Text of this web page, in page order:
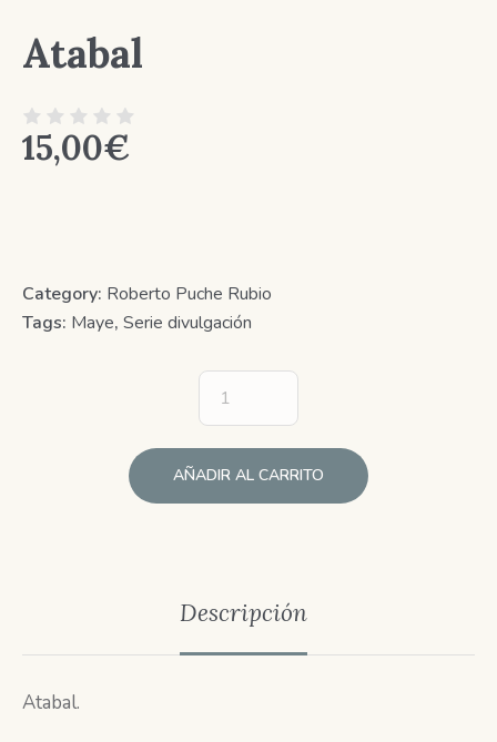
Atabal
15,00€
Category: Roberto Puche Rubio
Tags: Maye, Serie divulgación
AÑADIR AL CARRITO
Descripción
Atabal.